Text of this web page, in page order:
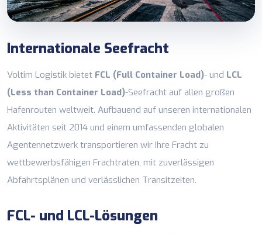
Internationale Seefracht
Voltim Logistik bietet FCL (Full Container Load)- und LCL
(Less than Container Load)-Seefracht auf allen großen
Hafenrouten weltweit. Aufbauend auf unseren internationalen
Aktivitäten seit 2014 und einem umfassenden globalen
Agentennetzwerk transportieren wir Ihre Fracht zu
wettbewerbsfähigen Frachtraten, mit zuverlässigen
Abfahrtsplänen und verlässlichen Transitzeiten.
FCL- und LCL-Lösungen